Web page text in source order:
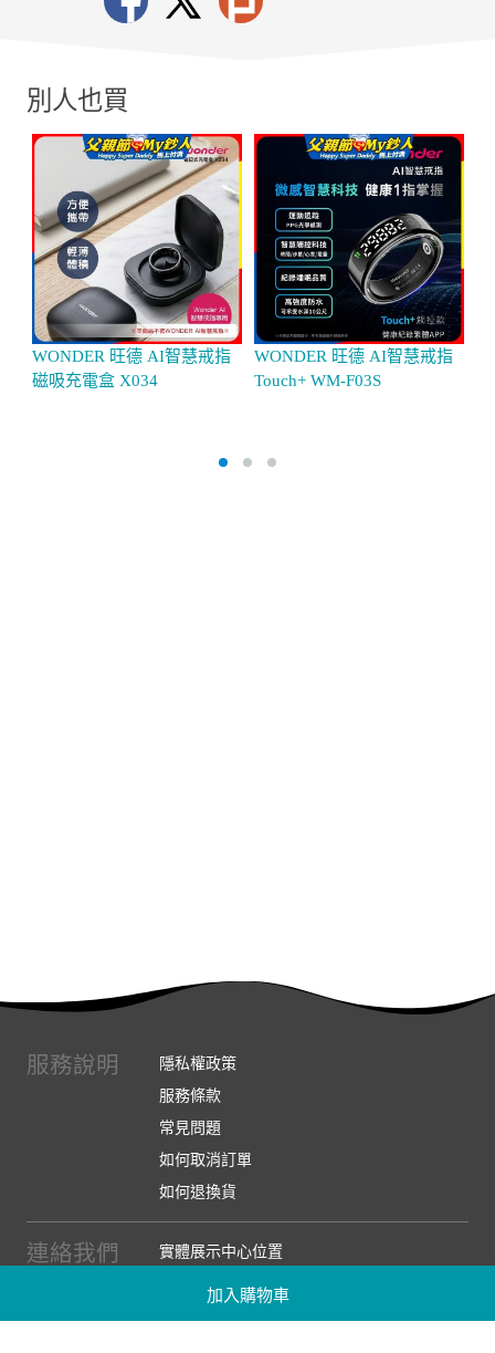
加入購物車
別人也買
WONDER 旺德 AI智慧戒指
磁吸充電盒 X034
WONDER 旺德 AI智慧戒指
Touch+ WM-F03S
服務說明
隱私權政策
服務條款
常見問題
如何取消訂單
如何退換貨
連絡我們
實體展示中心位置
實體購物服務條款